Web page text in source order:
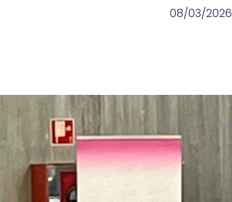
08/03/2026